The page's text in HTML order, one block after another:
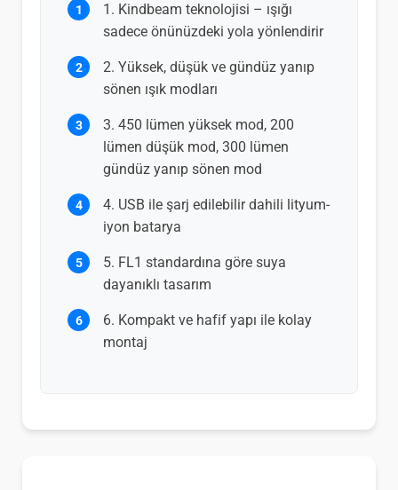
Kindbeam teknolojisi – ışığı
sadece önünüzdeki yola yönlendirir
Yüksek, düşük ve gündüz yanıp
sönen ışık modları
450 lümen yüksek mod, 200
lümen düşük mod, 300 lümen
gündüz yanıp sönen mod
USB ile şarj edilebilir dahili lityum-
iyon batarya
FL1 standardına göre suya
dayanıklı tasarım
Kompakt ve hafif yapı ile kolay
montaj